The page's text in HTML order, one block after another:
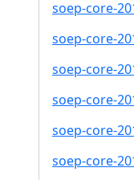
soep-core-
soep-core-
soep-core-
soep-core-
soep-core-
soep-core-